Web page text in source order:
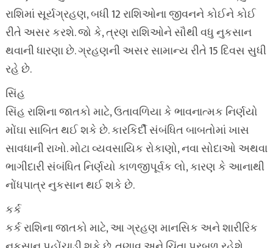
રાશિમાં સૂર્યગ્રહણ, બધી 12 રાશિઓના જીવનને કોઈને કોઈ
રીતે અસર કરશે. જો કે, ત્રણ રાશિઓને સૌથી વધુ નુકસાન
થવાની ધારણા છે. ગ્રહણની અસર સામાન્ય રીતે 15 દિવસ સુધી
રહે છે.
સિંહ
સિંહ રાશિના જાતકો માટે, ઉતાવળિયા કે ભાવનાત્મક નિર્ણયો
મોંઘા સાબિત થઈ શકે છે. કારકિર્દી સંબંધિત બાબતોમાં ખાસ
સાવધાની રાખો. મોટા વ્યવસાયિક રોકાણો, નવા સોદાઓ અથવા
ભાગીદારી સંબંધિત નિર્ણયો કાળજીપૂર્વક લો, કારણ કે આનાથી
નોંધપાત્ર નુકસાન થઈ શકે છે.
કર્ક
કર્ક રાશિના જાતકો માટે, આ ગ્રહણ માનસિક અને શારીરિક